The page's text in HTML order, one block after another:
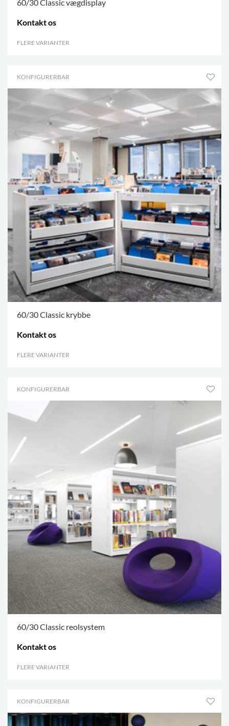
60/30 Classic vægdisplay
Kontakt os
FLERE VARIANTER
KONFIGURERBAR
60/30 Classic krybbe
Kontakt os
FLERE VARIANTER
KONFIGURERBAR
60/30 Classic reolsystem
Kontakt os
FLERE VARIANTER
KONFIGURERBAR